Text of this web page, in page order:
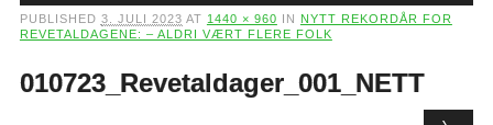
PUBLISHED 3. JULI 2023 AT 1440 × 960 IN NYTT REKORDÅR FOR
REVETALDAGENE: – ALDRI VÆRT FLERE FOLK
010723_Revetaldager_001_NETT